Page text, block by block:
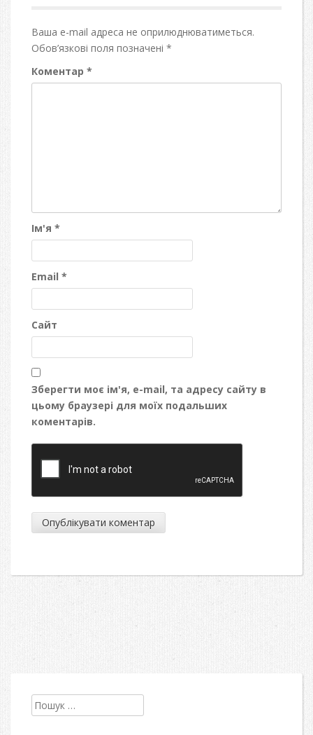
Ваша e-mail адреса не оприлюднюватиметься.
Обов’язкові поля позначені *
Коментар *
Ім'я *
Email *
Сайт
Зберегти моє ім'я, e-mail, та адресу сайту в
цьому браузері для моїх подальших
коментарів.
Пошук: